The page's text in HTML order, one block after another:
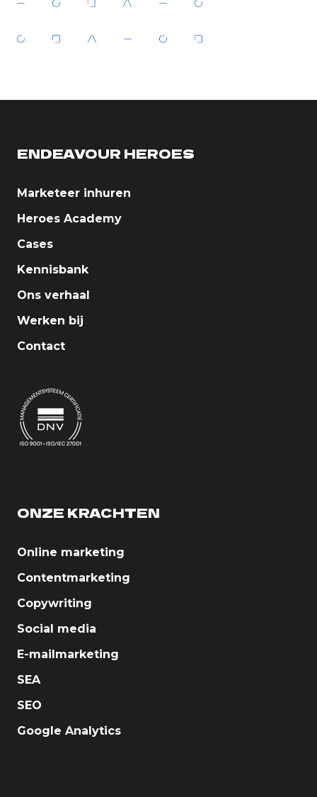
ENDEAVOUR HEROES
Marketeer inhuren
Heroes Academy
Cases
Kennisbank
Ons verhaal
Werken bij
Contact
ONZE KRACHTEN
Online marketing
Contentmarketing
Copywriting
Social media
E-mailmarketing
SEA
SEO
Google Analytics